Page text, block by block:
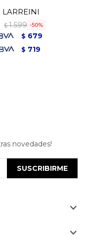
$ 1.599 50
$ 679
$ 719
novedades!
SUSCRIBIRME